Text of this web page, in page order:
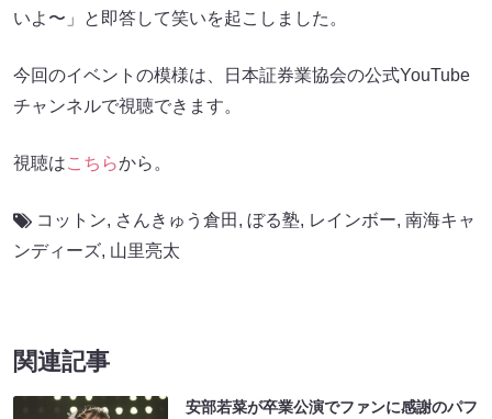
いよ〜」と即答して笑いを起こしました。
今回のイベントの模様は、日本証券業協会の公式YouTube
チャンネルで視聴できます。
視聴はこちらから。
コットン, さんきゅう倉田 , ぼる塾, レインボー, 南海キャ
ンディーズ, 山里亮太
関連記事
安部若菜が卒業公演でファンに感謝のパフ